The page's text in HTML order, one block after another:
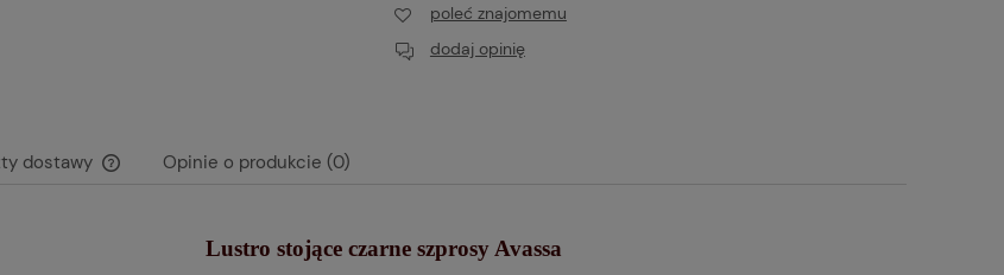
poleć znajomemu
dodaj opinię
dostawy Opinie o produkcie (0)
Lustro stojące czarne szprosy Avassa